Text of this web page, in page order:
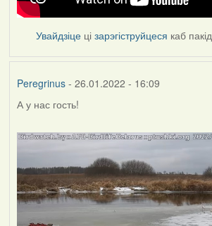
Увайдзіце цізарэгіструйцеся каб
Peregrinus- 26.01.2022 - 16:09
А у нас гость!